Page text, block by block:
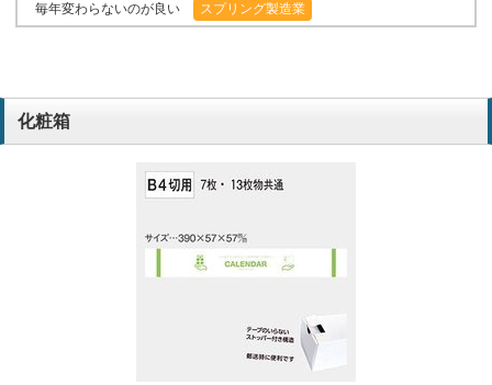
毎年変わらないのが良い スプリング製造業
昨年に引き続き。
デザイン
化粧箱